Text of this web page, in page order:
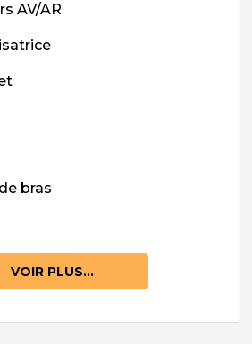
AV/AR
bras
VOIR PLUS...